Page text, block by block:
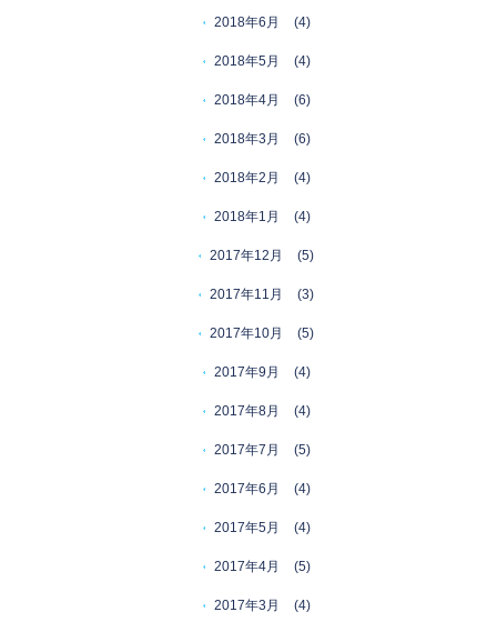
2018年6月 (4)
2018年5月 (4)
2018年4月 (6)
2018年3月 (6)
2018年2月 (4)
2018年1月 (4)
2017年12月 (5)
2017年11月 (3)
2017年10月 (5)
2017年9月 (4)
2017年8月 (4)
2017年7月 (5)
2017年6月 (4)
2017年5月 (4)
2017年4月 (5)
2017年3月 (4)